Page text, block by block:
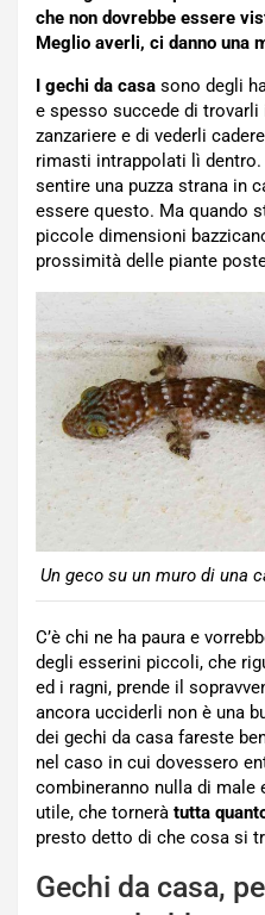
che non dovrebbe essere
Meglio averli, ci danno una
I gechi da casa sono degli
e spesso succede di
zanzariere e di vederli
rimasti intrappolati lì
sentire una puzza strana in
essere questo. Ma quando
piccole dimensioni
prossimità delle piante
Un geco su un muro di una
C’è chi ne ha paura e
degli esserini piccoli, che
ed i ragni, prende il
ancora ucciderli non è una
dei gechi da casa fareste
nel caso in cui dovessero
combineranno nulla di male
utile, che tornerà tutta
presto detto di che cosa si
Gechi da casa,